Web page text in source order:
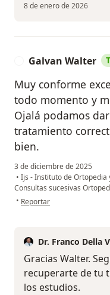
8 de enero de 2026
Galvan Walter
Muy conforme
todo momento y
Ojalá podamos
tratamiento
bien.
3 de diciembre de 2025
• Ijs - Instituto de Ortopedia
Consultas sucesivas
• en opinión del usuario
Reportar
Dr. Franco Della
Gracias Walter.
recuperarte de tu
los estudios.